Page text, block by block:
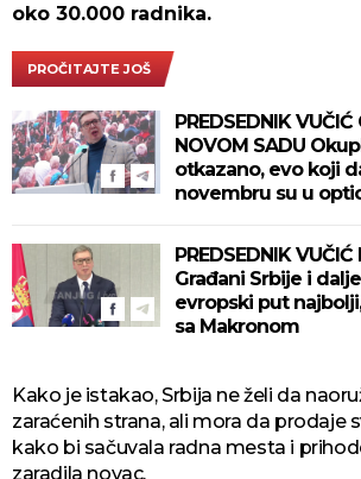
oko 30.000 radnika.
PROČITAJTE JOŠ
PREDSEDNIK VUČIĆ
NOVOM SADU
otkazano, evo koji
novembru su u
PREDSEDNIK VUČIĆ
Građani Srbije i
evropski put
sa Makronom
Kako je istakao, Srbija ne želi da
zaraćenih strana, ali mora da prodaje
kako bi sačuvala radna mesta i
zaradila novac.